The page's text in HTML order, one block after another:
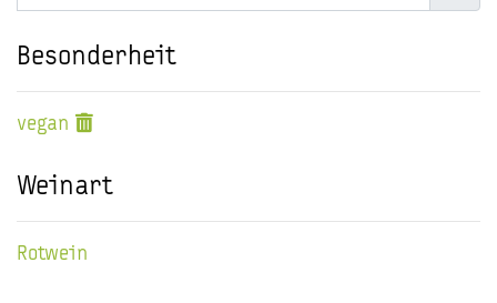
Besonderheit
vegan
Weinart
Rotwein